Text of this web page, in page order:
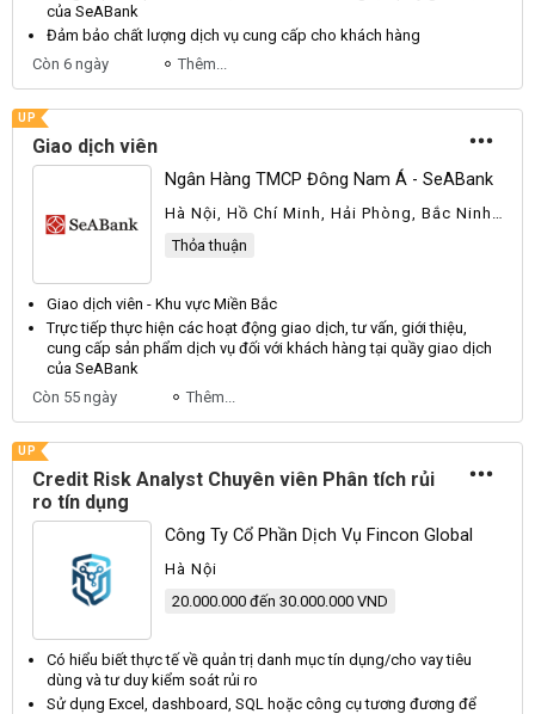
của SeABank
Đảm bảo chất lượng dịch vụ cung cấp cho khách hàng
Còn 6 ngày
Thêm...
UP
Giao dịch viên
Ngân Hàng TMCP Đông Nam Á - SeABank
Hà Nội, Hồ Chí Minh, Hải Phòng, Bắc Ninh,
Vĩnh Phúc
Thỏa thuận
Giao dịch viên - Khu vực Miền Bắc
Trực tiếp thực hiện các hoạt động giao dịch, tư vấn, giới thiệu,
cung cấp sản phẩm dịch vụ đối với khách hàng tại quầy giao dịch
của SeABank
Còn 55 ngày
Thêm...
UP
Credit Risk Analyst Chuyên viên Phân tích rủi
ro tín dụng
Công Ty Cổ Phần Dịch Vụ Fincon Global
Hà Nội
20.000.000 đến 30.000.000 VND
Có hiểu biết thực tế về quản trị danh mụctín dụng/cho vay tiêu
dùng và tư duy kiểm soát rủi ro
Sử dụng Excel, dashboard, SQL hoặc công cụ tương đương để